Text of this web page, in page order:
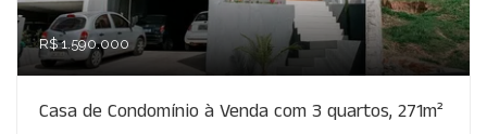
R$ 1.590.000
Casa de Condomínio à Venda com 3 quartos, 271m²